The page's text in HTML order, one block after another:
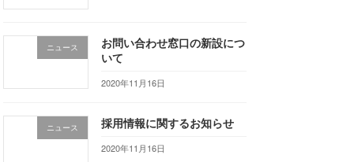
ニュース
お問い合わせ窓口の新設につ
いて
2020年11月16日
ニュース 採用情報に関するお知らせ
2020年11月16日